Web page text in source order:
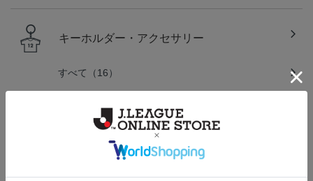
キーホルダー・アクセサリー
すべて（16）